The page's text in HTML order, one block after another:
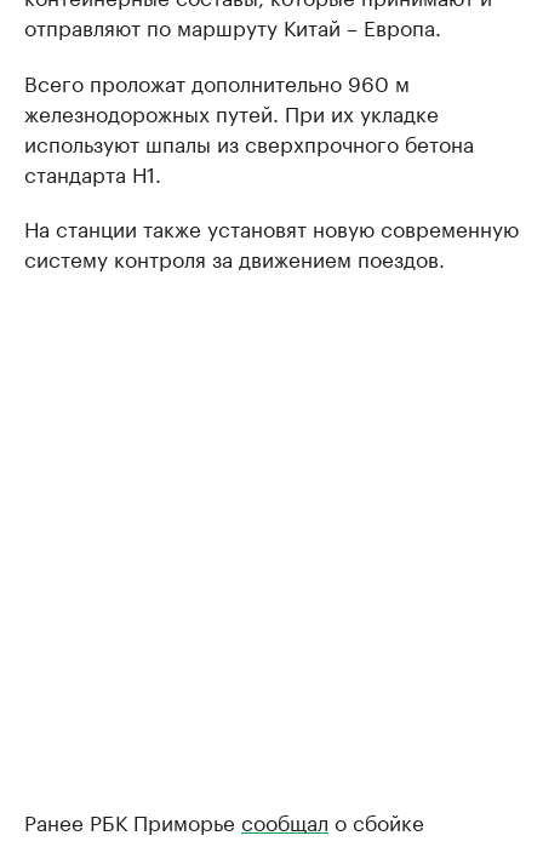
отправляют по маршруту Китай – Европа.
Всего проложат дополнительно 960 м
железнодорожных путей. При их укладке
используют шпалы из сверхпрочного бетона
стандарта Н1.
На станции также установят новую современную
систему контроля за движением поездов.
Ранее РБК Приморье сообщал о сбойке